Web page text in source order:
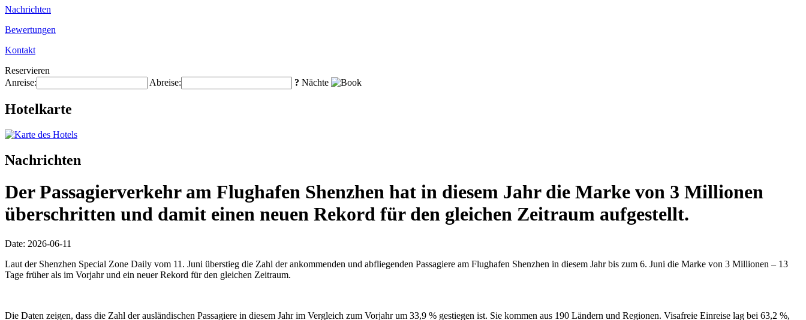
Nachrichten
Bewertungen
Kontakt
Reservieren
Anreise:
Abreise: ? Nächte
Hotelkarte
Nachrichten
Der Passagierverkehr am Flughafen Shenzhen hat in diesem Jahr die Marke von 3 Millionen
überschritten und damit einen neuen Rekord für den gleichen Zeitraum aufgestellt.
Date: 2026-06-11
Laut der Shenzhen Special Zone Daily vom 11. Juni überstieg die Zahl der ankommenden und abfliegenden Passagiere am Flughafen Shenzhen in diesem Jahr bis zum 6. Juni die Marke von 3 Millionen – 13
Tage früher als im Vorjahr und ein neuer Rekord für den gleichen Zeitraum.
Die Daten zeigen, dass die Zahl der ausländischen Passagiere in diesem Jahr im Vergleich zum Vorjahr um 33,9 % gestiegen ist. Sie kommen aus 190 Ländern und Regionen. Visafreie Einreise lag bei 63,2 %,